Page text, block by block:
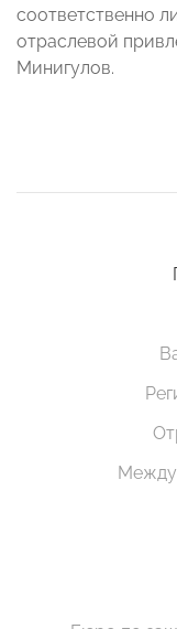
соответственно
отраслевой
Минигулов.